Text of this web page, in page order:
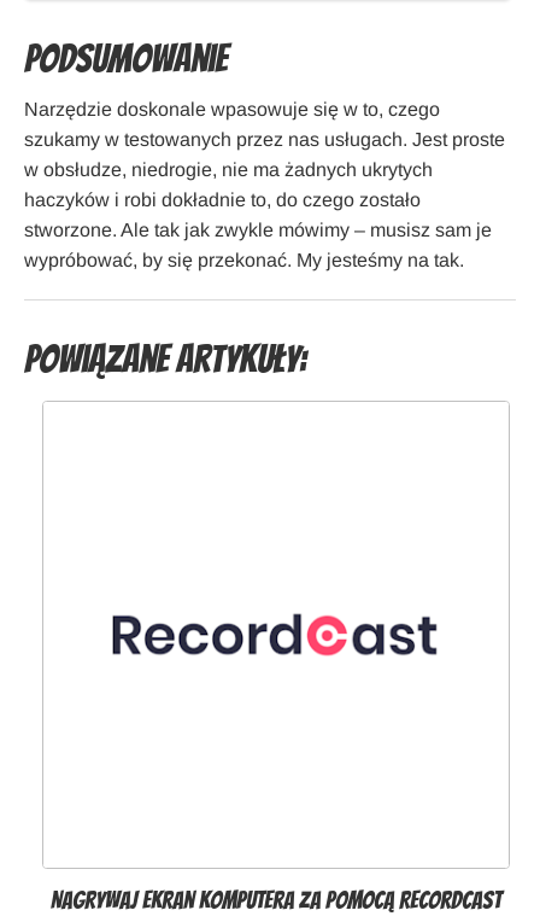
Podsumowanie
Narzędzie doskonale wpasowuje się w to, czego
szukamy w testowanych przez nas usługach. Jest proste
w obsłudze, niedrogie, nie ma żadnych ukrytych
haczyków i robi dokładnie to, do czego zostało
stworzone. Ale tak jak zwykle mówimy – musisz sam je
wypróbować, by się przekonać. My jesteśmy na tak.
Powiązane artykuły:
Nagrywaj ekran komputera za pomocą RecordCast